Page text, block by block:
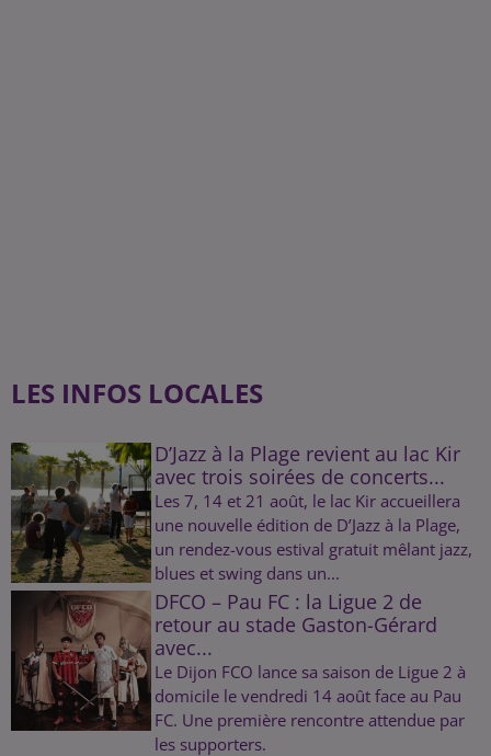
LES INFOS LOCALES
D’Jazz à la Plage revient au lac Kir
avec trois soirées de concerts...
Les 7, 14 et 21 août, le lac Kir accueillera
une nouvelle édition de D’Jazz à la Plage,
un rendez-vous estival gratuit mêlant jazz,
blues et swing dans un...
DFCO – Pau FC : la Ligue 2 de
retour au stade Gaston-Gérard
avec...
Le Dijon FCO lance sa saison de Ligue 2 à
domicile le vendredi 14 août face au Pau
FC. Une première rencontre attendue par
les supporters.